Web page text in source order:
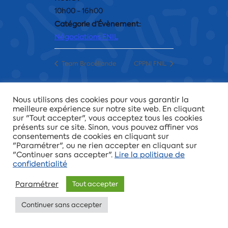
10h00 - 16h00
Catégorie d’Évènement:
Négociations FNIL
Team Brocéliande CPPNI FNIL
Tous droits réservésCFTC-CSFV© 2026 -Mentions
légales-Politique de confidentialité
Nous utilisons des cookies pour vous garantir la
meilleure expérience sur notre site web. En cliquant
sur "Tout accepter", vous acceptez tous les cookies
présents sur ce site. Sinon, vous pouvez affiner vos
consentements de cookies en cliquant sur
"Paramétrer", ou ne rien accepter en cliquant sur
"Continuer sans accepter". Lire la politique de
confidentialité
Paramétrer
Tout accepter
Continuer sans accepter